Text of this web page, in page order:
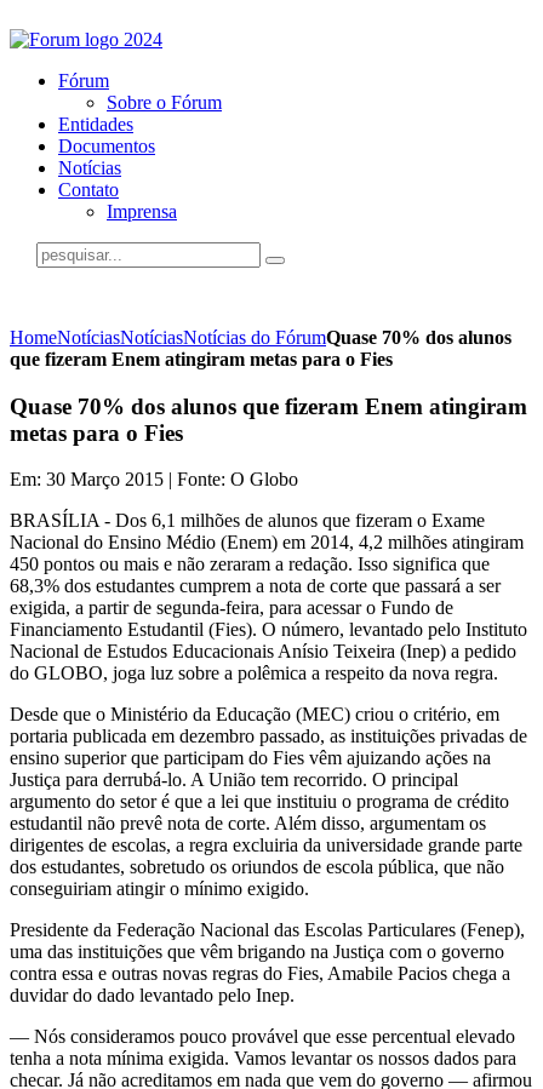
Fórum
Sobre o Fórum
Entidades
Documentos
Notícias
Contato
Imprensa
HomeNotíciasNotíciasNotícias do FórumQuase 70% dos alunos
que fizeram Enem atingiram metas para o Fies
Quase 70% dos alunos que fizeram Enem atingiram
metas para o Fies
Em: 30 Março 2015 | Fonte: O Globo
BRASÍLIA - Dos 6,1 milhões de alunos que fizeram o Exame
Nacional do Ensino Médio (Enem) em 2014, 4,2 milhões atingiram
450 pontos ou mais e não zeraram a redação. Isso significa que
68,3% dos estudantes cumprem a nota de corte que passará a ser
exigida, a partir de segunda-feira, para acessar o Fundo de
Financiamento Estudantil (Fies). O número, levantado pelo Instituto
Nacional de Estudos Educacionais Anísio Teixeira (Inep) a pedido
do GLOBO, joga luz sobre a polêmica a respeito da nova regra.
Desde que o Ministério da Educação (MEC) criou o critério, em
portaria publicada em dezembro passado, as instituições privadas de
ensino superior que participam do Fies vêm ajuizando ações na
Justiça para derrubá-lo. A União tem recorrido. O principal
argumento do setor é que a lei que instituiu o programa de crédito
estudantil não prevê nota de corte. Além disso, argumentam os
dirigentes de escolas, a regra excluiria da universidade grande parte
dos estudantes, sobretudo os oriundos de escola pública, que não
conseguiriam atingir o mínimo exigido.
Presidente da Federação Nacional das Escolas Particulares (Fenep),
uma das instituições que vêm brigando na Justiça com o governo
contra essa e outras novas regras do Fies, Amabile Pacios chega a
duvidar do dado levantado pelo Inep.
— Nós consideramos pouco provável que esse percentual elevado
tenha a nota mínima exigida. Vamos levantar os nossos dados para
checar. Já não acreditamos em nada que vem do governo — afirmou